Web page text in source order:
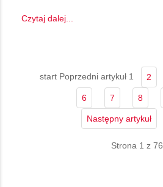
Czytaj dalej...
start Poprzedni artykuł 1 2
6 7 8
Następny artykuł
Strona 1 z 76